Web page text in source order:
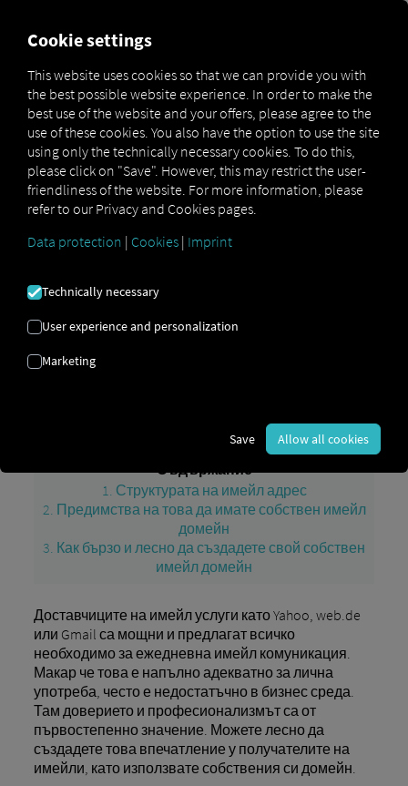
ИМЕЙЛ ДОМЕЙН |
ДОСТАВЧИК |
ДИГИТАЛИЗАЦИЯ
Ето как бързо и лесно да създадете
свой собствен имейл домейн.
Съдържание
1. Структурата на имейл адрес
2. Предимства на това да имате собствен имейл
домейн
3. Как бързо и лесно да създадете свой собствен
имейл домейн
Доставчиците на имейл услуги като Yahoo, web.de
или Gmail са мощни и предлагат всичко
необходимо за ежедневна имейл комуникация.
Макар че това е напълно адекватно за лична
употреба, често е недостатъчно в бизнес среда.
Там доверието и професионализмът са от
първостепенно значение. Можете лесно да
създадете това впечатление у получателите на
имейли, като използвате собствения си домейн.
Cookie settings
This website uses cookies so that we can provide you with
the best possible website experience. In order to make the
best use of the website and your offers, please agree to the
use of these cookies. You also have the option to use the site
using only the technically necessary cookies. To do this,
please click on "Save". However, this may restrict the user-
friendliness of the website. For more information, please
refer to our Privacy and Cookies pages.
Data protection | Cookies | Imprint
Technically necessary
User experience and personalization
Marketing
Save Allow all cookies